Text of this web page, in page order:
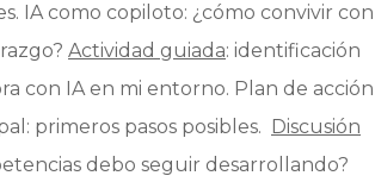
IA como copiloto: ¿cómo convivir con
Actividad guiada: identificación
con IA en mi entorno. Plan de acción
primeros pasos posibles.
Discusión
debo seguir desarrollando?